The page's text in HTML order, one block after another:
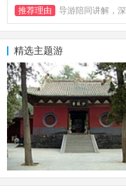
推荐理由 导游陪同讲解，
精选主题游